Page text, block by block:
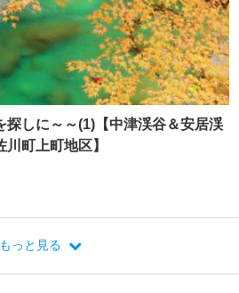
探しに～～(1)【中津渓谷＆安居渓
町上町地区】
もっと見る